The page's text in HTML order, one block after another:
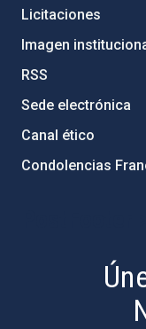
Licitaciones
Imagen
RSS
Sede electrónica
Canal ético
Condolencias